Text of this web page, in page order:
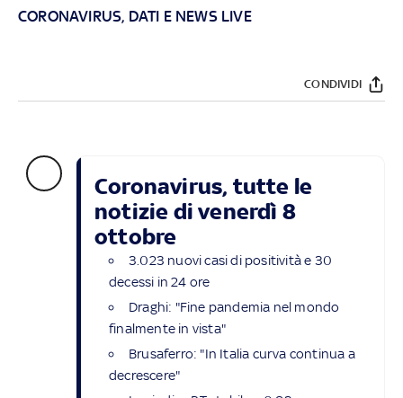
CORONAVIRUS, DATI E NEWS LIVE
CONDIVIDI
Coronavirus, tutte le
notizie di venerdì 8
ottobre
3.023 nuovi casi di positività e 30
decessi in 24 ore
Draghi: "Fine pandemia nel mondo
finalmente in vista"
Brusaferro: "In Italia curva continua a
decrescere"